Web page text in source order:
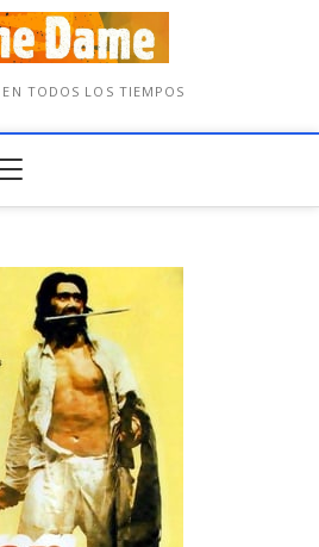
TODOS LOS TIEMPOS